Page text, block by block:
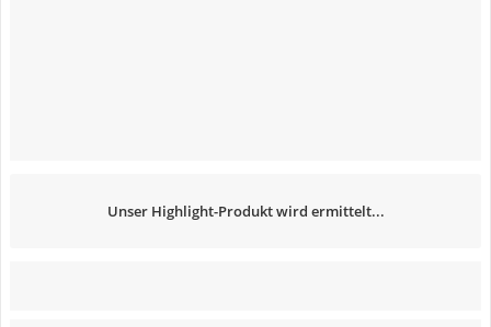
Unser Highlight-Produkt wird ermittelt...